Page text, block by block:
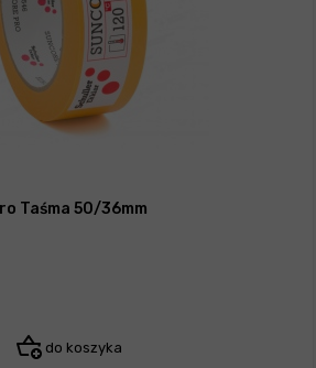
Taśma 50/36mm
do koszyka